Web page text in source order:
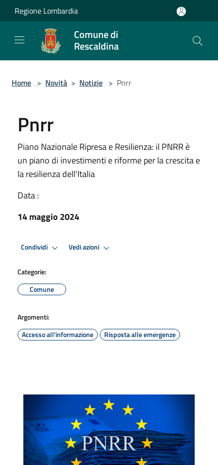
Salta al contenuto principale
Regione Lombardia
Comune di
Rescaldina
Home > Novità > Notizie > Pnrr
Pnrr
Piano Nazionale Ripresa e Resilienza: il PNRR è
un piano di investimenti e riforme per la crescita e
la resilienza dell'Italia
Data :
14 maggio 2024
Condividi Vedi azioni
Categorie:
Comune
Argomenti:
Accesso all'informazione
Risposta alle emergenze